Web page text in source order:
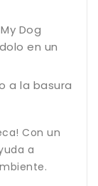
Dog
en un
a la basura
Con un
a